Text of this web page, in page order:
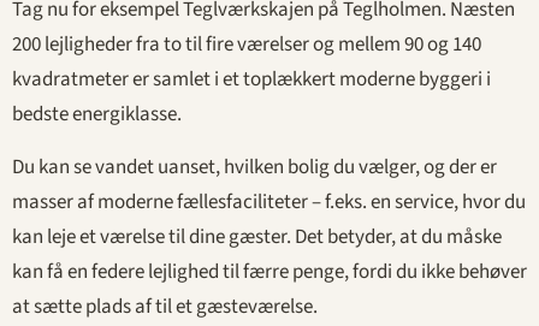
Tag nu for eksempel Teglværkskajen på Teglholmen. Næsten
200 lejligheder fra to til fire værelser og mellem 90 og 140
kvadratmeter er samlet i et toplækkert moderne byggeri i
bedste energiklasse.
Du kan se vandet uanset, hvilken bolig du vælger, og der er
masser af moderne fællesfaciliteter – f.eks. en service, hvor du
kan leje et værelse til dine gæster. Det betyder, at du måske
kan få en federe lejlighed til færre penge, fordi du ikke behøver
at sætte plads af til et gæsteværelse.